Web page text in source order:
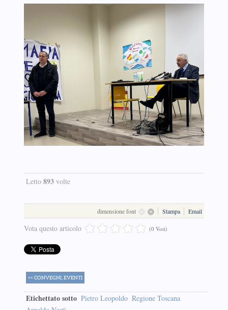
Letto 893volte
dimensione font Stampa Email
Vota questo articolo (0 Voti)
<< CONVEGNI, EVENTI
Etichettato sotto Pietro Leopoldo Regione Toscana